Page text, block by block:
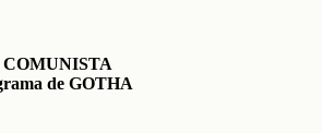
de GOTHA